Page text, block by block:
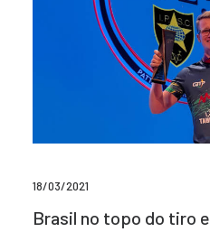
18/03/2021
Brasil no topo do tiro